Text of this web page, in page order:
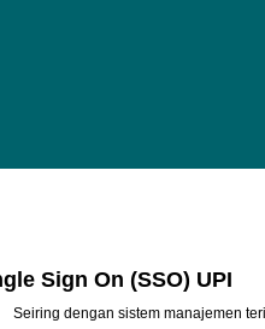
Sign On (SSO) UPI
Seiring dengan sistem manajemen